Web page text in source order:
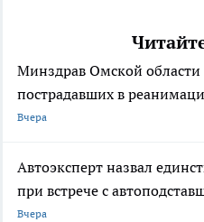
Минздрав Омской области
пострадавших в
Вчера
Автоэксперт назвал
при встрече с
Вчера